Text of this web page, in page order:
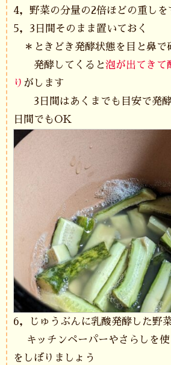
4，野菜の分量の2倍ほどの重しを
5，3日間そのまま置いておく
＊ときどき発酵状態を目と鼻で
発酵してくると泡が出てきて
り がします
3日間はあくまでも目安で発酵
日間でもOK
6，じゅうぶんに乳酸発酵した野
キッチンペーパーやさらしを使
をしぼりましょう